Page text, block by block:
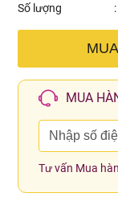
Số lượng :
MUA
Tư vấn Mua